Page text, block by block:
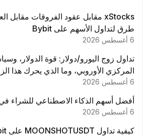
طرق لتداول الأسهم على Bybit
تداول زوج اليورو/دولار: قوة الدولار، وسياسة
المركزي الأوروبي، وما الذي يحرك هذا الزوج
أفضل أسهم الذكاء الاصطناعي للشراء في عام